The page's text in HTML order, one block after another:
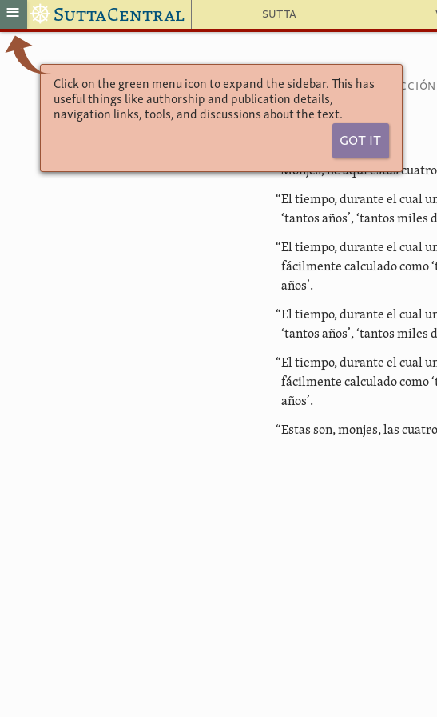
Sutta
≡ ☸ SuttaCentral
Click on the green menu icon to expand the sidebar. This has
useful things like authorship and publication details,
navigation links, tools, and discussions about the text.
Got It
“Monjes, he aquí estas
“El tiempo, durante el cual
‘tantos años’, ‘tantos miles
“El tiempo, durante el cual
fácilmente calculado como
años’.
“El tiempo, durante el cual
‘tantos años’, ‘tantos miles
“El tiempo, durante el cual
fácilmente calculado como
años’.
“Estas son, monjes, las